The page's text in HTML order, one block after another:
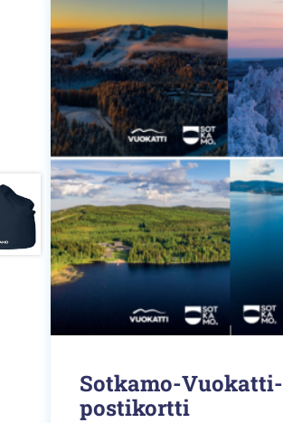
Sotkamo-Vuokatti-
postikortti
tuotteella
on
useampi
muunnelma.
Voit
tehdä
valinnat
tuotteen
sivulla.